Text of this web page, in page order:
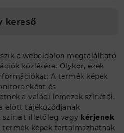
kereső
szeretnék
a weboldalon megtalálható
közlésére. Olykor, ezek
A termék képek
és
a valódi lemezek színétől.
előtt tájékozódjanak
színeit illetőleg vagy kérjenek
termék képek tartalmazhatnak